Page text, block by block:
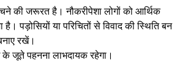
की जरूरत है। नौकरीपेशा लोगों को आर्थिक
पड़ोसियों या परिचितों से विवाद की स्थिति बन
रखें।
जूते पहनना लाभदायक रहेगा।